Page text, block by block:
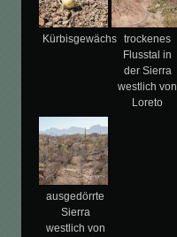
Kürbisgewächs trockenes
Flusstal in
der Sierra
westlich von
Loreto
ausgedörrte
Sierra
westlich von